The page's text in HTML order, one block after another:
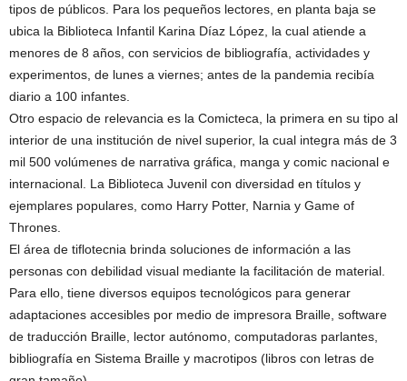
tipos de públicos. Para los pequeños lectores, en planta baja se
ubica la Biblioteca Infantil Karina Díaz López, la cual atiende a
menores de 8 años, con servicios de bibliografía, actividades y
experimentos, de lunes a viernes; antes de la pandemia recibía
diario a 100 infantes.
Otro espacio de relevancia es la Comicteca, la primera en su tipo al
interior de una institución de nivel superior, la cual integra más de 3
mil 500 volúmenes de narrativa gráfica, manga y comic nacional e
internacional. La Biblioteca Juvenil con diversidad en títulos y
ejemplares populares, como Harry Potter, Narnia y Game of
Thrones.
El área de tiflotecnia brinda soluciones de información a las
personas con debilidad visual mediante la facilitación de material.
Para ello, tiene diversos equipos tecnológicos para generar
adaptaciones accesibles por medio de impresora Braille, software
de traducción Braille, lector autónomo, computadoras parlantes,
bibliografía en Sistema Braille y macrotipos (libros con letras de